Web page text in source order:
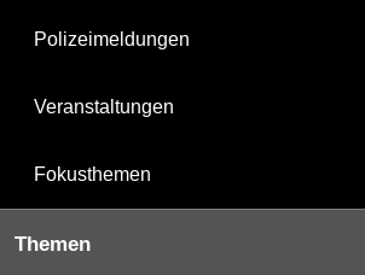
Polizeimeldungen
Veranstaltungen
Fokusthemen
Themen